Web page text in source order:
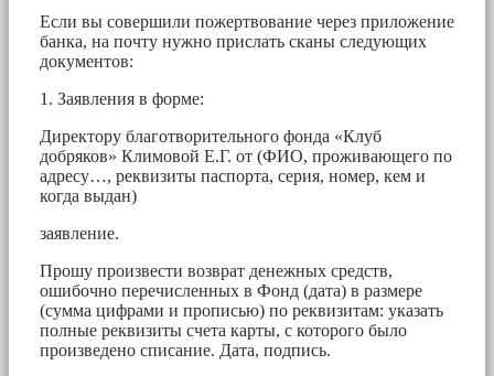
Если вы совершили пожертвование через приложение
банка, на почту нужно прислать сканы следующих
документов:
1. Заявления в форме:
Директору благотворительного фонда «Клуб
добряков» Климовой Е.Г. от (ФИО, проживающего по
адресу…, реквизиты паспорта, серия, номер, кем и
когда выдан)
заявление.
Прошу произвести возврат денежных средств,
ошибочно перечисленных в Фонд (дата) в размере
(сумма цифрами и прописью) по реквизитам: указать
полные реквизиты счета карты, с которого было
произведено списание. Дата, подпись.